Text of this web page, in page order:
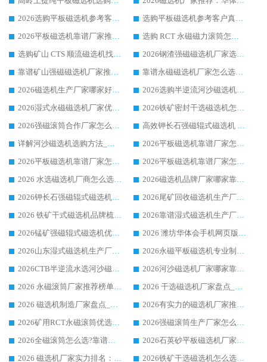
2026选购平板磁选机参考客户真实体验，华体会手机网页版-华体会(中国) 厂家行业口碑排名前列
选购平板磁选机参考客户真实体验，华体会手机网页版-华体会(中国) 厂家依托行业口碑收获大量客户认可
2026平板磁选机靠谱厂家推荐_ 华体会手机网页版-华体会(中国) 凭借良好口碑获得众多客户认可
选购 RCT 永磁磁力滚筒怎么选?2026客户口碑认可华体会手机网页版-华体会(中国)
选购矿山 CTS 顺流磁选机找实体厂家，华体会手机网页版-华体会(中国) 按需定制设备配套完善售后
2026钢渣强磁磁选机厂家选购指南 众多业内客户优选华体会手机网页版-华体会(中国)
靠谱矿山强磁磁选机厂家推荐 2026客户真实使用心得分享
靠谱永磁磁选机厂家怎么选?福建客户真实体验分享华体会手机网页版-华体会(中国) 品牌
2026磁选机生产厂家哪家好?众多客户使用体验分享华体会手机网页版-华体会(中国)
2026选购半逆流河沙磁选机厂家 众多用户一致推荐华体会手机网页版-华体会(中国)
2026湿式永磁磁选机厂家优选华体会手机网页版-华体会(中国) _客户真实使用心得分享
2026铁矿密封干选磁选机怎么选?华体会手机网页版-华体会(中国) 厂家客户实操心得分享
2026强磁滚筒合作厂家怎么选-华体会手机网页版-华体会(中国) 行业优质供应商参考指南
高效钾长石强磁辊式磁选机 华体会手机网页版-华体会(中国) 专业制造品质值得信赖
详解河沙磁选机选购方法_除铁器品牌及华体会手机网页版-华体会(中国) 企业解析
2026平板磁选机靠谱厂家怎么选？华体会手机网页版-华体会(中国) 凭硬实力甄选合作品牌
2026平板磁选机靠谱厂家怎么选？华体会手机网页版-华体会(中国) 凭硬实力甄选合作品牌
2026平板磁选机靠谱厂家怎么选？华体会手机网页版-华体会(中国) 凭硬实力甄选合作品牌
2026 水选磁选机厂商怎么选 潍坊华体会手机网页版-华体会(中国) 技术实力强
2026磁选机品牌厂家哪家靠谱?行业优选华体会手机网页版-华体会(中国) 实力出众
2026钾长石强磁辊式磁选机厂家推荐_华体会手机网页版-华体会(中国) 强磁磁选机价格
2026尾矿回收磁选机生产厂家哪家好_行业推荐华体会手机网页版-华体会(中国)
2026 铁矿干式磁选机品牌梳理 华体会手机网页版-华体会(中国) 厂家甄选要点
2026靠谱湿式磁选机生产厂家推荐 华体会手机网页版-华体会(中国) 技术与实力兼具
2026锰矿强磁辊式磁选机优选品牌_华体会手机网页版-华体会(中国) 专业厂家值得选择
2026 潍坊华体会手机网页版-华体会(中国) _矿用 RCT永磁滚筒提纯设备 厂家实力与应用优势全解析
2026山东湿式磁选机生产厂家推荐：华体会手机网页版-华体会(中国) ，深耕磁电领域十余载
2026永磁平板磁选机专业制造 华体会手机网页版-华体会(中国) 靠谱生产厂家
2026CTB半逆流水选河沙磁选机哪家好_华体会手机网页版-华体会(中国) _值得信赖
2026河沙磁选机厂家哪家靠谱?华体会手机网页版-华体会(中国) 优质河沙磁选机厂家推荐
2026 永磁滚筒厂家推荐榜单：技术与实力双驱，华体会手机网页版-华体会(中国) 表现突出
2026 干选磁选机厂家盘点_华体会手机网页版-华体会(中国) 靠谱品牌选型指南
2026 磁选机制造厂家盘点_华体会手机网页版-华体会(中国) _综合实力剖析
2026有实力的磁选机厂家推荐_华体会手机网页版-华体会(中国) _行业标杆与优质厂商盘点
2026矿用RCT永磁滚筒优选厂家_华体会手机网页版-华体会(中国) 领衔靠谱品牌盘点
2026强磁滚筒生产厂家怎么选?行业口碑推荐华体会手机网页版-华体会(中国)
2026全磁滚筒怎么选?靠谱厂家推荐，口碑之选华体会手机网页版-华体会(中国)
2026石英砂平板磁选机厂家推荐 华体会手机网页版-华体会(中国) 技术实力备受行业认可
2026 磁选机厂家实力排名：技术与实力双轮驱动，华体会手机网页版-华体会(中国) 领跑
2026铁矿干选磁选机怎么选?源头厂家华体会手机网页版-华体会(中国) ，用实力说话